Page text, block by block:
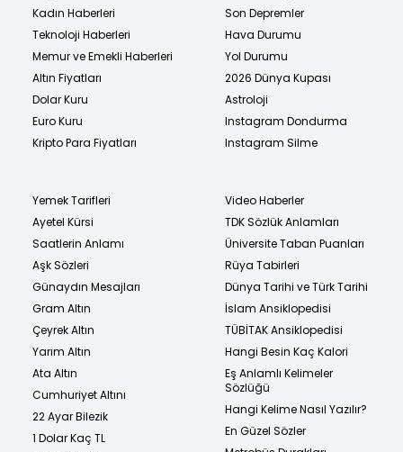
Kadın Haberleri
Teknoloji Haberleri
Memur ve Emekli Haberleri
Altın Fiyatları
Dolar Kuru
Euro Kuru
Kripto Para Fiyatları
Son Depremler
Hava Durumu
Yol Durumu
2026 Dünya Kupası
Astroloji
Instagram Dondurma
Instagram Silme
Yemek Tarifleri
Ayetel Kürsi
Saatlerin Anlamı
Aşk Sözleri
Günaydın Mesajları
Gram Altın
Çeyrek Altın
Yarım Altın
Ata Altın
Cumhuriyet Altını
22 Ayar Bilezik
1 Dolar Kaç TL
Video Haberler
TDK Sözlük Anlamları
Üniversite Taban Puanları
Rüya Tabirleri
Dünya Tarihi ve Türk Tarihi
İslam Ansiklopedisi
TÜBİTAK Ansiklopedisi
Hangi Besin Kaç Kalori
Eş Anlamlı Kelimeler
Sözlüğü
Hangi Kelime Nasıl Yazılır?
En Güzel Sözler